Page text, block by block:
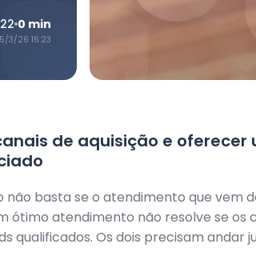
0 min
5/3/26 16:23
de aquisição e oferecer
não basta se o atendimento que vem
ótimo atendimento não resolve se os
qualificados. Os dois precisam andar